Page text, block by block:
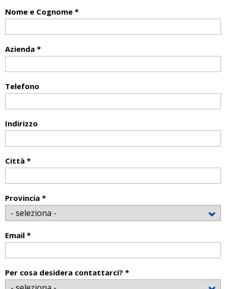
Nome e Cognome *
Azienda *
Telefono
Indirizzo
Città *
Provincia *
Email *
Per cosa desidera contattarci? *